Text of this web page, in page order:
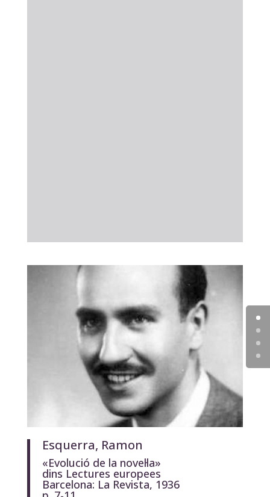
Esquerra, Ramon
«Evolució de la novel·la»
dins Lectures europees
Barcelona: La Revista, 1936